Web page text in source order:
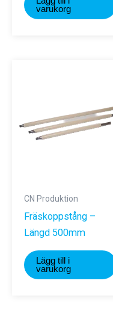
varukorg
CN Produktion
Fräskoppstång –
Längd 500mm
Lägg till i
varukorg